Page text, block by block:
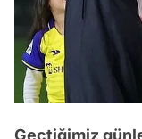
Geçtiğimiz